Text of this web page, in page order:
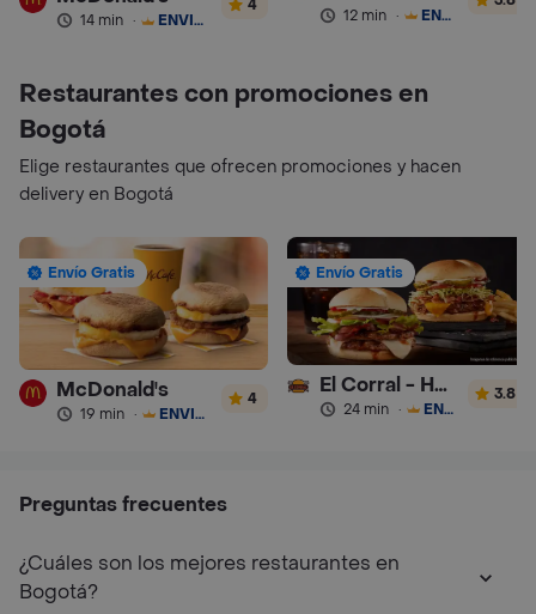
14 min · ENVÍO GRATIS
4
12 min · ENVÍO GRATIS
Restaurantes con promociones en
Bogotá
Elige restaurantes que ofrecen promociones y hacen
delivery en Bogotá
Envío Gratis
McDonald's
19 min · ENVÍO GRATIS
4
Envío Gratis
El Corral - Hamburguesa
24 min · ENVÍO GRATIS
3.8
Preguntas frecuentes
¿Cuáles son los mejores restaurantes en
Bogotá?